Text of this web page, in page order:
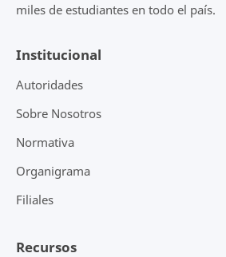
miles de estudiantes en todo el país.
Institucional
Autoridades
Sobre Nosotros
Normativa
Organigrama
Filiales
Recursos